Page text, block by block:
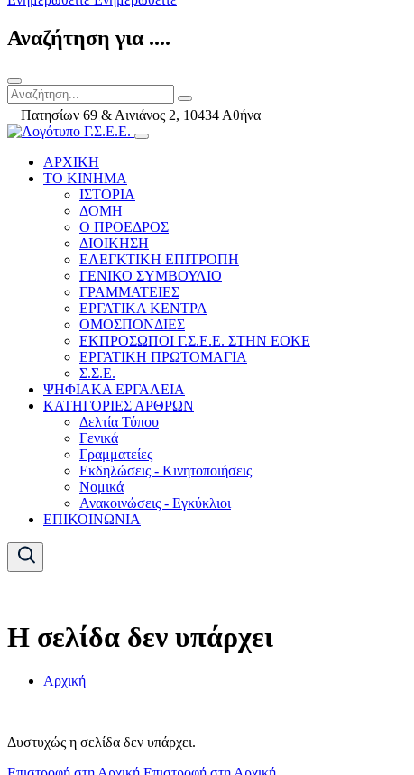
Αναζήτηση για ....
Πατησίων 69 & Αινιάνος 2, 10434 Αθήνα
ΑΡΧΙΚΗ
ΤΟ ΚΙΝΗΜΑ
ΙΣΤΟΡΙΑ
ΔΟΜΗ
Ο ΠΡΟΕΔΡΟΣ
ΔΙΟΙΚΗΣΗ
ΕΛΕΓΚΤΙΚΗ ΕΠΙΤΡΟΠΗ
ΓΕΝΙΚΟ ΣΥΜΒΟΥΛΙΟ
ΓΡΑΜΜΑΤΕΙΕΣ
ΕΡΓΑΤΙΚΑ ΚΕΝΤΡΑ
ΟΜΟΣΠΟΝΔΙΕΣ
ΕΚΠΡΟΣΩΠΟΙ Γ.Σ.Ε.Ε. ΣΤΗΝ ΕΟΚΕ
ΕΡΓΑΤΙΚΗ ΠΡΩΤΟΜΑΓΙΑ
Σ.Σ.Ε.
ΨΗΦΙΑΚΑ ΕΡΓΑΛΕΙΑ
ΚΑΤΗΓΟΡΙΕΣ ΑΡΘΡΩΝ
Δελτία Τύπου
Γενικά
Γραμματείες
Εκδηλώσεις - Κινητοποιήσεις
Νομικά
Ανακοινώσεις - Εγκύκλιοι
ΕΠΙΚΟΙΝΩΝΙΑ
Η σελίδα δεν υπάρχει
Αρχική
Δυστυχώς η σελίδα δεν υπάρχει.